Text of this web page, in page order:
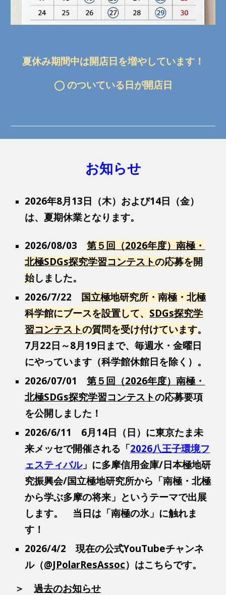
夏休み期間中は開店日を増やしています！
◯ のついている日が開店日
お知らせ
2026年8月13日（木）および14日（金）
は、夏期休業となります。
2026/08/03第５回（2026年度）南極・
北極SDGs探究学習コンテストの応募を開
始しました。
2026/7/22 国立極地研究所・南極・北極
科学館にブースを設置して、 SDGs探究学
習コンテストの質問を受け付けています。
7月22日～8月19日まで、毎週水・金曜日
にやっています（科学館休館日を除く）。
2026/07/01第５回（2026年度）南極・
北極SDGs探究学習コンテストの応募要項
を公開しました！
2026/6/11 6月14日（日）に東京たま未
来メッセで開催される「2026八王子環境フ
ェスティバル」に多摩信用金庫/日本極地研
究振興会/国立極地研究所から「南極・北極
から学ぶ多摩の将来」というテーマで出展
します。 当日は「南極の氷」に触れま
す！
2026/4/2現在の公式YouTubeチャンネ
ル（@JPolarResAssoc）はこちらです。
＞過去のお知らせ